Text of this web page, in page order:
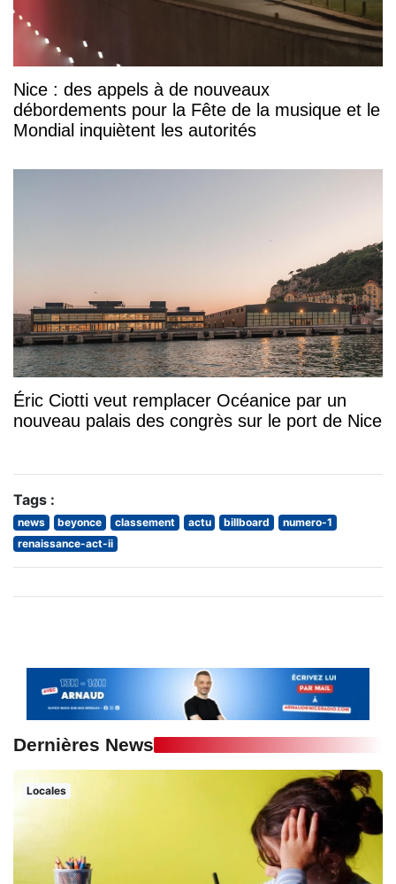
Nice : des appels à de nouveaux
débordements pour la Fête de la musique et le
Mondial inquiètent les autorités
Éric Ciotti veut remplacer Océanice par un
nouveau palais des congrès sur le port de Nice
Tags :
news beyonce classement actu billboard
numero-1
renaissance-act-ii
Dernières News
Locales